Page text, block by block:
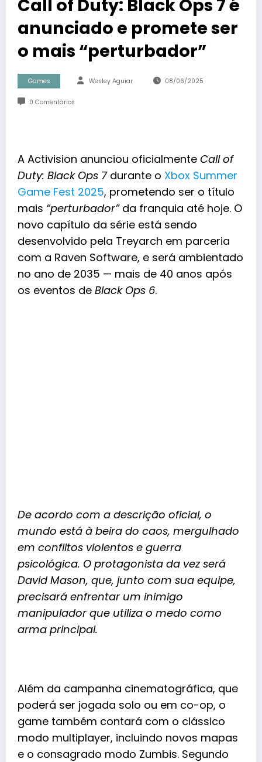
Call of Duty: Black Ops 7 é
anunciado e promete ser
o mais “perturbador”
Games Wesley Aguiar 08/06/2025
0 Comentários
A Activision anunciou oficialmente Call of
Duty: Black Ops 7durante o Xbox Summer
Game Fest 2025, prometendo ser o título
mais “perturbador” da franquia até hoje. O
novo capítulo da série está sendo
desenvolvido pela Treyarch em parceria
com a Raven Software, e será ambientado
no ano de 2035 — mais de 40 anos após
os eventos de Black Ops 6.
De acordo com a descrição oficial, o
mundo está à beira do caos, mergulhado
em conflitos violentos e guerra
psicológica. O protagonista da vez será
David Mason, que, junto com sua equipe,
precisará enfrentar um inimigo
manipulador que utiliza o medo como
arma principal.
Além da campanha cinematográfica, que
poderá ser jogada solo ou em co-op, o
game também contará com o clássico
modo multiplayer, incluindo novos mapas
e o consagrado modo Zumbis. Segundo